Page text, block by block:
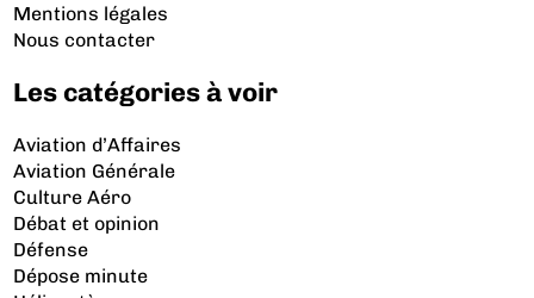
Mentions légales
Nous contacter
Les catégories à voir
Aviation d’Affaires
Aviation Générale
Culture Aéro
Débat et opinion
Défense
Dépose minute